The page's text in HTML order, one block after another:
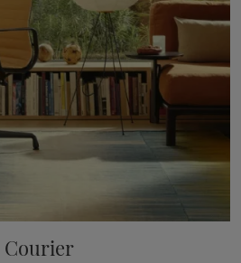
Courier